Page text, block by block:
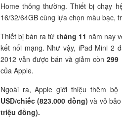
Home thông thường. Thiết bị chạy
16/32/64GB cùng lựa chọn màu bạc,
Thiết bị bán ra từ tháng 11 năm nay
kết nối mạng. Như vậy, iPad Mini 2
2012 vẫn được bán và giảm còn299
của Apple.
Ngoài ra, Apple giới thiệu thêm bộ
USD/chiếc (823.000 đồng) và vỏ
triệu đồng).